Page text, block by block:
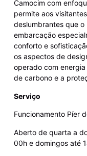
Camocim com
permite aos
deslumbrantes que o
embarcação
conforto e
os aspectos de
operado com
de carbono e a
Serviço
Funcionamento Píer
Aberto de quarta a
00h e domingos até